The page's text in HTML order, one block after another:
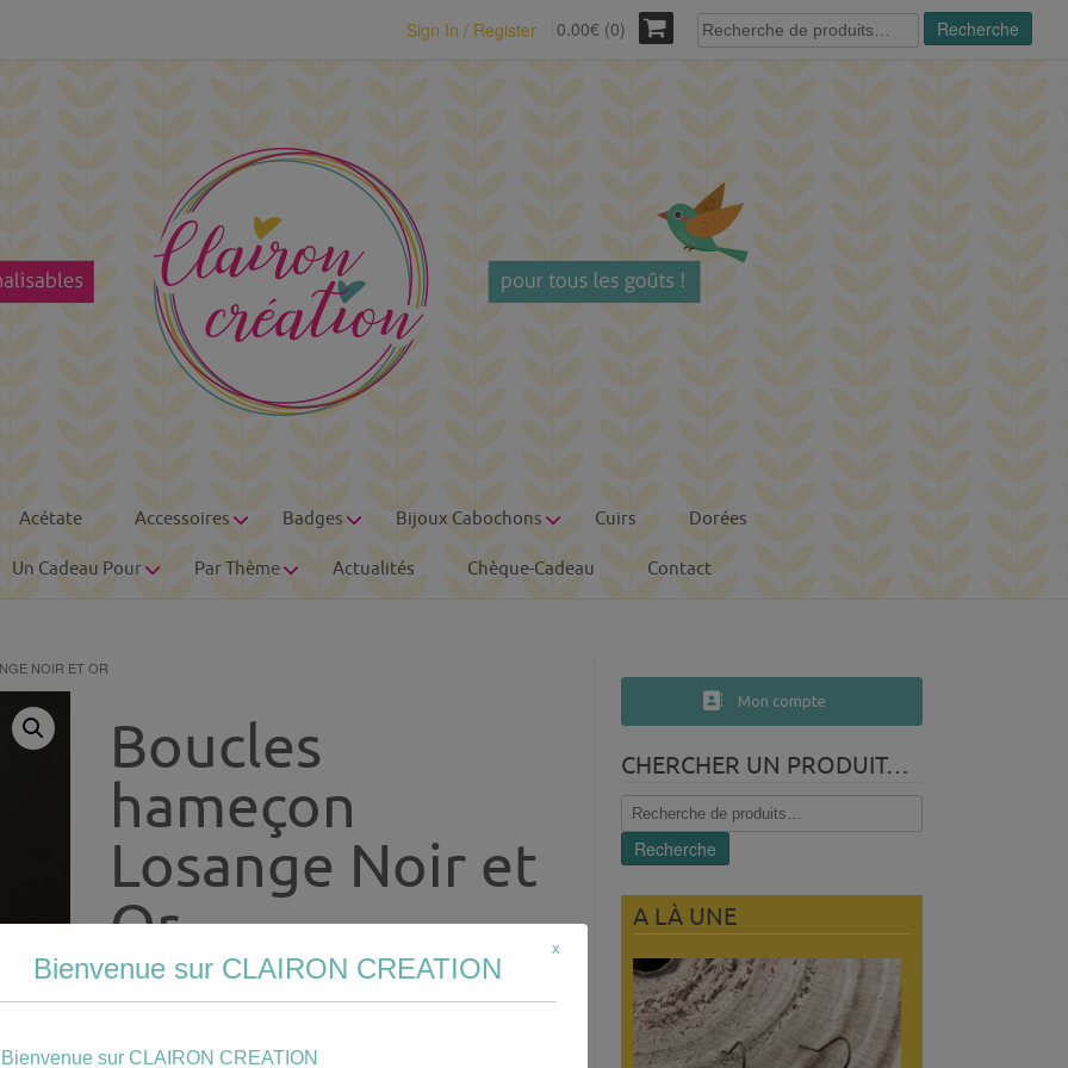
Sign In / Register 0.00€ (0)
Recherche
pour :
Recherche
Acétate Accessoires Badges Bijoux Cabochons Cuirs Dorées
Un Cadeau Pour Par Thème Actualités Chèque-Cadeau Contact
NOIR ET OR
Boucles
hameçon
Losange Noir et
Or
8.00 €
Mon compte
CHERCHER UN PRODUIT…
Recherche
pour :
Recherche
A LÀ UNE
Bienvenue sur CLAIRON CREATION
Bienvenue sur CLAIRON CREATION
x